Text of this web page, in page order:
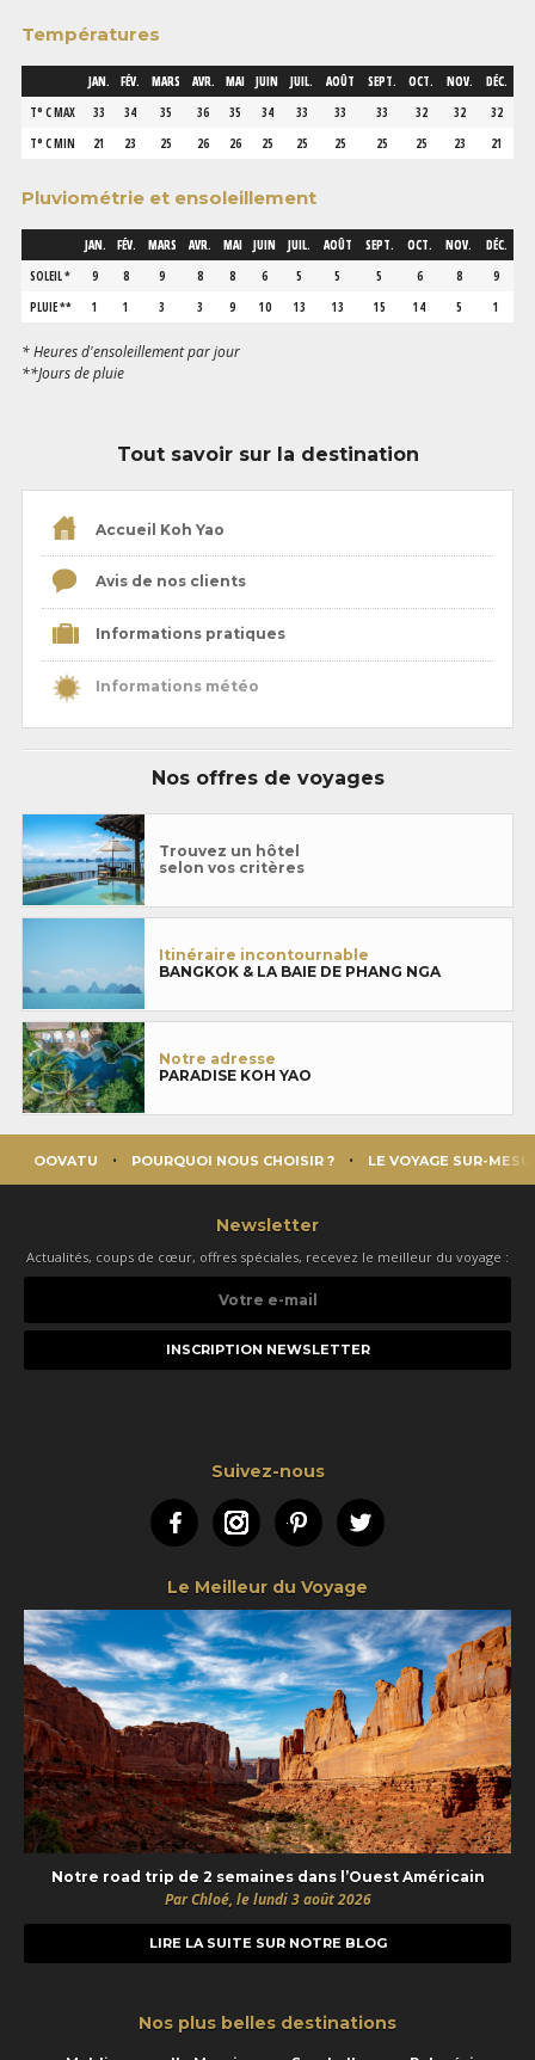
Températures
JAN. FÉV. MARS AVR. MAI JUIN JUIL. AOÛT SEPT. OCT. NOV.
DÉC.
T° C MAX
33 34 35 36 35 34 33 33 33 32 32
32
T° C MIN
21 23 25 26 26 25 25 25 25 25 23 21
Pluviométrie et ensoleillement
JAN. FÉV. MARS AVR. MAI JUIN JUIL. AOÛT SEPT. OCT. NOV.
DÉC.
SOLEIL *
9 8 9 8 8 6 5 5 5 6 8
9
PLUIE **
1 1 3 3 9 10 13 13 15 14 5 1
* Heures d'ensoleillement par jour
**Jours de pluie
Tout savoir sur la destination
Accueil Koh Yao
Avis de nos clients
Informations pratiques
Informations météo
Nos offres de voyages
Trouvez un hôtel
selon vos critères
Itinéraire incontournable
BANGKOK & LA BAIE DE PHANG NGA
Notre adresse
PARADISE KOH YAO
OOVATU POURQUOI NOUS CHOISIR ? LE VOYAGE SUR-
Newsletter
Actualités, coups de cœur, offres spéciales, recevez le meilleur du voyage :
e-
Suivez-nous
FacebookInstagramPinterestTwitter
Le Meilleur du Voyage
Notre road trip de 2 semaines dans l’Ouest Américain
Par Chloé, le lundi 3 août 2026
LIRE LA SUITE SUR NOTRE BLOG
Nos plus belles destinations